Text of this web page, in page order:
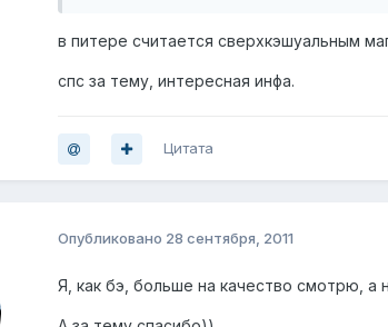
в питере считается сверхкэшуальным
спс за тему, интересная инфа.
Цитата
Опубликовано 28 сентября, 2011
Я, как бэ, больше на качество смотрю,